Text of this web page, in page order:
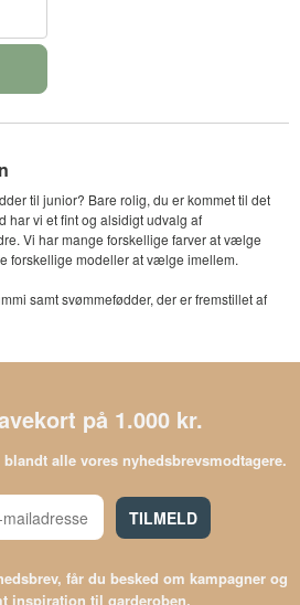
til junior? Bare rolig, du er kommet til det
har vi et fint og alsidigt udvalg af
Vi har mange forskellige farver at vælge
forskellige modeller at vælge imellem.
samt svømmefødder, der er fremstillet af
og se om der ikke er et par svømmefødder,
i forskellige størrelser og
størrelser og pasforme, så der vil helt
passer perfekt til dit barns fødder.
uundværlige, når sommeren melder sin
på 1.000 kr.
alle vores nyhedsbrevsmodtagere.
TILMELD
får du besked om kampagner og
inspiration til garderoben.